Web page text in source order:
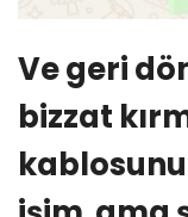
Ve geri
bizzat